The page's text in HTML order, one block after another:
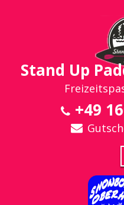
Stand Up
+49